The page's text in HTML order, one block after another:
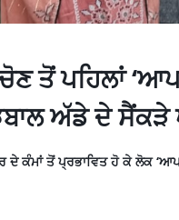
ਤੋਂ ਪਹਿਲਾਂ
ਅੱਡੇ ਦੇ ਸੈਂਕੜੇ
ਦੇ ਕੰਮਾਂ ਤੋਂ ਪ੍ਰਭਾਵਿਤ ਹੋ ਕੇ ਲੋਕ